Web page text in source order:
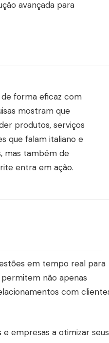
avançada para
forma eficaz com
mostram que
produtos, serviços
que falam italiano e
mas também de
entra em ação.
em tempo real para
não apenas
com
empresas a otimizar seus